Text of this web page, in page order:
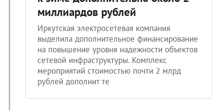
миллиардов рублей
Иркутская электросетевая компания
выделила дополнительное финансирование
на повышение уровня надежности объектов
сетевой инфраструктуры. Комплекс
мероприятий стоимостью почти 2 млрд
рублей дополнит те